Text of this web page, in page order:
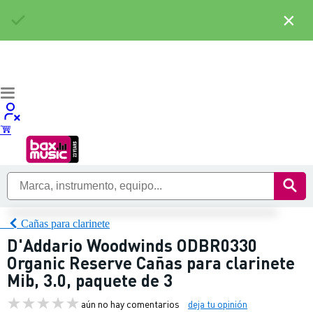
Cañas para clarinete
D'Addario Woodwinds ODBR0330
Organic Reserve Cañas para clarinete
Mib, 3.0, paquete de 3
aún no hay comentarios deja tu opinión
×